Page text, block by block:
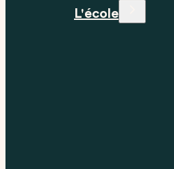
L'école